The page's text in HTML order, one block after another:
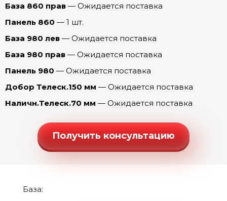
Прага Соло (Бетон лофт)
Прага Соло (Капучино)
Прага Стиль (эмаль Арктика)
Прага Танго (Беленый дуб)
Прага Честер (эмалит Серый)
Прага Шелли (эмалит Белый)
Ферзь
Честер
Шторм
База 860 прав — Ожидается поставка
Панель 860 — 1 шт.
База 980 лев — Ожидается поставка
База 980 прав — Ожидается поставка
Панель 980 — Ожидается поставка
Добор Телеск.150 мм — Ожидается поставка
Наличн.Телеск.70 мм — Ожидается поставка
Получить консультацию
База: